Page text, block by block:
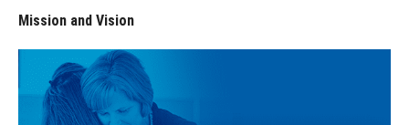
Mission and Vision